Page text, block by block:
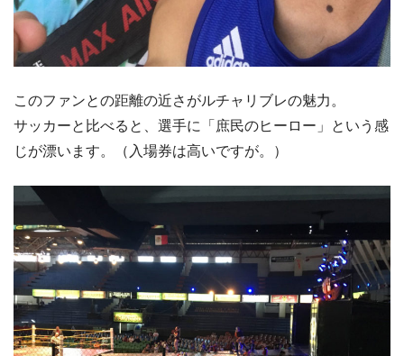
このファンとの距離の近さがルチャリブレの魅力。
サッカーと比べると、選手に「庶民のヒーロー」という感
じが漂います。（入場券は高いですが。）